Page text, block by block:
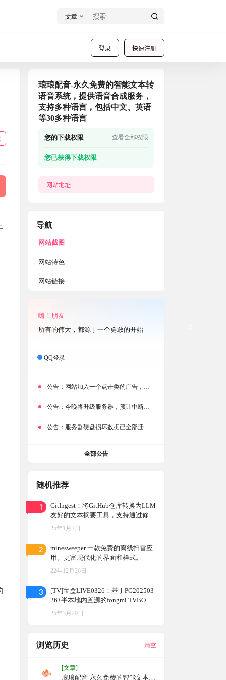
文章
登录 快速注册
琅琅配音-永久免费的智能文本转
语音系统，提供语音合成服务，
支持多种语言，包括中文、英语
等30多种语言
您的下载权限 查看全部权限
您已获得下载权限
网站地址
导航
网站截图
网站特色
网站链接
嗨！朋友
所有的伟大，都源于一个勇敢的开始
QQ登录
公告： 网站加入一个点击类的广告，大家点击下载按钮需要注意
公告： 今晚将升级服务器，预计中断时常为1分钟
公告： 服务器硬盘损坏数据已全部迁移备份，网站恢复完成！
全部公告
随机推荐
1
GitIngest：将GitHub仓库转换为LLM
友好的文本摘要工具，支持通过修改
URL快速生成代码库的文本摘要和统
计信息
25年1月7日
2
minesweeper 一款免费的离线扫雷应
用。更富现代化的界面和样式。
22年12月26日
3
[TV]宝盒LIVE0326：基于PG202503
26+半本地内置源的fongmi TVBOX
影视直播APP
25年3月29日
浏览历史 清空
[文章]
琅琅配音-永久免费的智能文本转